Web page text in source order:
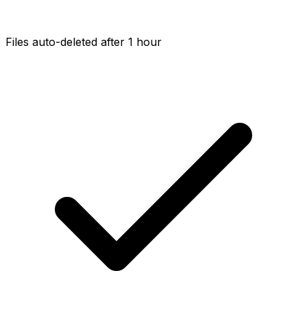
Files auto-deleted after 1 hour